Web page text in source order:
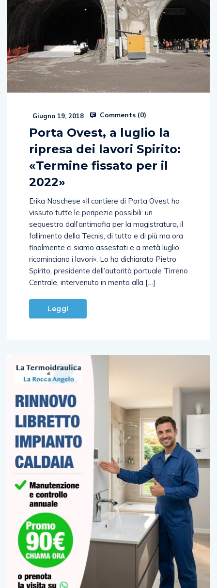
Porta Ovest, a luglio la
ripresa dei lavori Spirito:
«Termine fissato per il
2022»
vissuto tutte le peripezie possibili: un
sequestro dall’antimafia per la magistratura, il
fallimento della Tecnis, di tutto e di più ma ora
finalmente ci siamo assestati e a metà luglio
ricominciano i lavori». Lo ha dichiarato Pietro
Spirito, presidente dell’autorità portuale Tirreno
Centrale, intervenuto in merito alla […]
Leggi